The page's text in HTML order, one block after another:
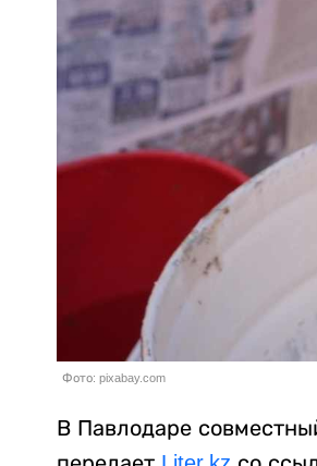
Фото: pixabay.com
В Павлодаре